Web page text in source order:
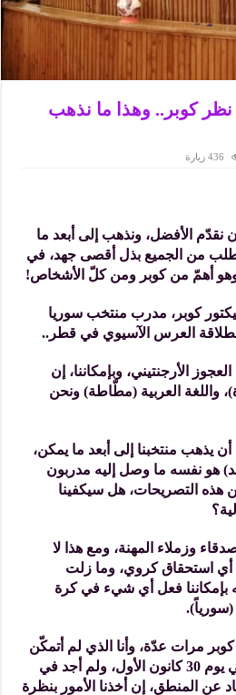
نظر كوبر.. وهذا ما نذهب
436 زيارة
نقدّم الأفضل، ونذهب إلى أبعد ما
من الجميع بذل أقصى جهد، في
وهو أهمّ من كوبر ومن كلّ الأشخاص!
كوبر، مدرب منتخب سوريا
انطلاقة العرس الآسيوي في قطر..
الأرجنتيني، وبإمكاننا، إن
واللغة العربية (مطّاطة) ونحن
أن يذهب منتخبنا إلى أبعد ما يمكن،
هو نفسه ما وصل إليه مدربون
التصريحات، هل سيكفينا
وزملاء المهنة، ومع هذا لا
أي استحقاق كروي، وما زلت
بإمكاننا فعل أي شيء في كرة
مرات عدّة، وأنا الذي لم أتمكّن
من حضور المؤتمر الصحفي يوم 30 كانون الأول، ولم أجد في
عن المنطق، إن أخذنا الأمور بنظرة